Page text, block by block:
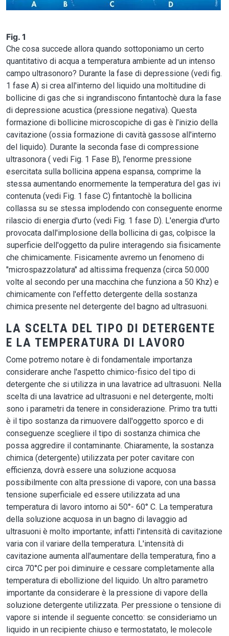
Fig. 1
Che cosa succede allora quando sottoponiamo un certo
quantitativo di acqua a temperatura ambiente ad un intenso
campo ultrasonoro? Durante la fase di depressione (vedi fig.
1 fase A) si crea all'interno del liquido una moltitudine di
bollicine di gas che si ingrandiscono fintantochè dura la fase
di depressione acustica (pressione negativa). Questa
formazione di bollicine microscopiche di gas è l'inizio della
cavitazione (ossia formazione di cavità gassose all'interno
del liquido). Durante la seconda fase di compressione
ultrasonora ( vedi Fig. 1 Fase B), l'enorme pressione
esercitata sulla bollicina appena espansa, comprime la
stessa aumentando enormemente la temperatura del gas ivi
contenuta (vedi Fig. 1 fase C) fintantochè la bollicina
collassa su se stessa implodendo con conseguente enorme
rilascio di energia d'urto (vedi Fig. 1 fase D). L'energia d'urto
provocata dall'implosione della bollicina di gas, colpisce la
superficie dell'oggetto da pulire interagendo sia fisicamente
che chimicamente. Fisicamente avremo un fenomeno di
"microspazzolatura" ad altissima frequenza (circa 50.000
volte al secondo per una macchina che funziona a 50 Khz) e
chimicamente con l'effetto detergente della sostanza
chimica presente nel detergente del bagno ad ultrasuoni.
LA SCELTA DEL TIPO DI DETERGENTE
E LA TEMPERATURA DI LAVORO
Come potremo notare è di fondamentale importanza
considerare anche l'aspetto chimico-fisico del tipo di
detergente che si utilizza in una lavatrice ad ultrasuoni. Nella
scelta di una lavatrice ad ultrasuoni e nel detergente, molti
sono i parametri da tenere in considerazione. Primo tra tutti
è il tipo sostanza da rimuovere dall'oggetto sporco e di
conseguenze scegliere il tipo di sostanza chimica che
possa aggredire il contaminante. Chiaramente, la sostanza
chimica (detergente) utilizzata per poter cavitare con
efficienza, dovrà essere una soluzione acquosa
possibilmente con alta pressione di vapore, con una bassa
tensione superficiale ed essere utilizzata ad una
temperatura di lavoro intorno ai 50°- 60° C. La temperatura
della soluzione acquosa in un bagno di lavaggio ad
ultrasuoni è molto importante; infatti l'intensità di cavitazione
varia con il variare della temperatura. L'intensità di
cavitazione aumenta all'aumentare della temperatura, fino a
circa 70°C per poi diminuire e cessare completamente alla
temperatura di ebollizione del liquido. Un altro parametro
importante da considerare è la pressione di vapore della
soluzione detergente utilizzata. Per pressione o tensione di
vapore si intende il seguente concetto: se consideriamo un
liquido in un recipiente chiuso e termostatato, le molecole